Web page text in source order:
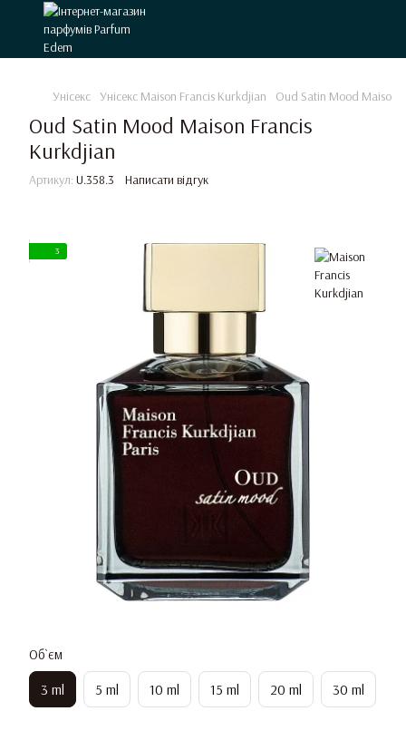
Унісекс Унісекс Maison Francis Kurkdjian Oud Satin Mood Maison
Oud Satin Mood Maison Francis
Kurkdjian
Артикул: U.358.3 Написати відгук
3
Об`єм
3 ml 5 ml 10 ml 15 ml 20 ml 30 ml